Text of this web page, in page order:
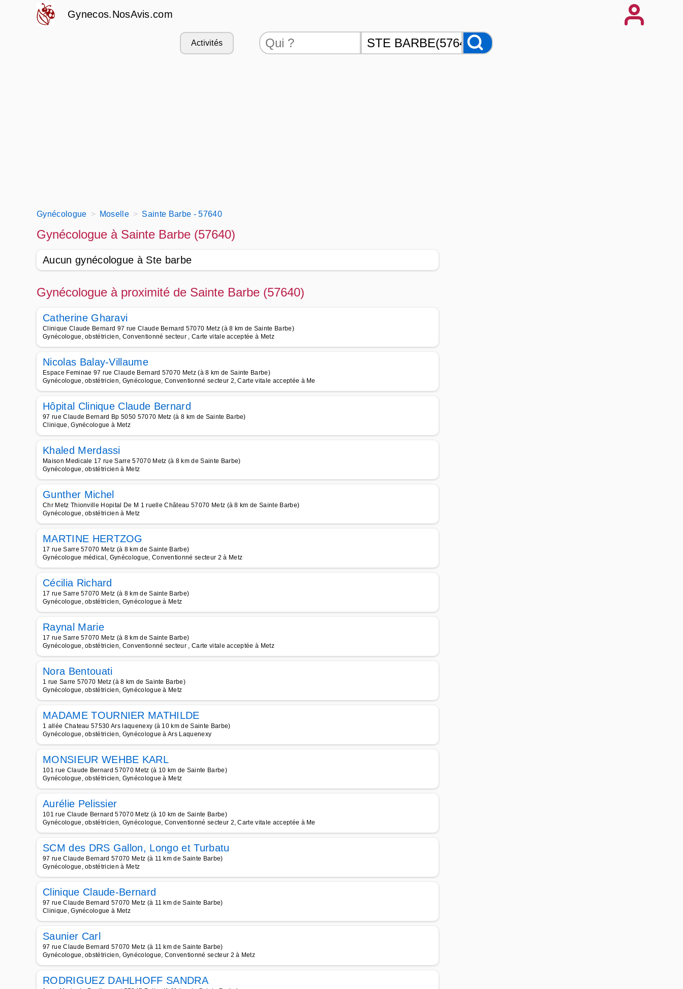
Gynecos.NosAvis.com
Activités
Gynécologue Moselle Sainte Barbe - 57640
Gynécologue à Sainte Barbe (57640)
Aucun gynécologue à Ste barbe
Gynécologue à proximité de Sainte Barbe (57640)
Catherine Gharavi
Clinique Claude Bernard 97 rue Claude Bernard 57070 Metz (à 8 km de Sainte Barbe)
Gynécologue, obstétricien, Conventionné secteur , Carte vitale acceptée à Metz
Nicolas Balay-Villaume
Espace Feminae 97 rue Claude Bernard 57070 Metz (à 8 km de Sainte Barbe)
Gynécologue, obstétricien, Gynécologue, Conventionné secteur 2, Carte vitale acceptée à Me
Hôpital Clinique Claude Bernard
97 rue Claude Bernard Bp 5050 57070 Metz (à 8 km de Sainte Barbe)
Clinique, Gynécologue à Metz
Khaled Merdassi
Maison Medicale 17 rue Sarre 57070 Metz (à 8 km de Sainte Barbe)
Gynécologue, obstétricien à Metz
Gunther Michel
Chr Metz Thionville Hopital De M 1 ruelle Château 57070 Metz (à 8 km de Sainte Barbe)
Gynécologue, obstétricien à Metz
MARTINE HERTZOG
17 rue Sarre 57070 Metz (à 8 km de Sainte Barbe)
Gynécologue médical, Gynécologue, Conventionné secteur 2 à Metz
Cécilia Richard
17 rue Sarre 57070 Metz (à 8 km de Sainte Barbe)
Gynécologue, obstétricien, Gynécologue à Metz
Raynal Marie
17 rue Sarre 57070 Metz (à 8 km de Sainte Barbe)
Gynécologue, obstétricien, Conventionné secteur , Carte vitale acceptée à Metz
Nora Bentouati
1 rue Sarre 57070 Metz (à 8 km de Sainte Barbe)
Gynécologue, obstétricien, Gynécologue à Metz
MADAME TOURNIER MATHILDE
1 allée Chateau 57530 Ars laquenexy (à 10 km de Sainte Barbe)
Gynécologue, obstétricien, Gynécologue à Ars Laquenexy
MONSIEUR WEHBE KARL
101 rue Claude Bernard 57070 Metz (à 10 km de Sainte Barbe)
Gynécologue, obstétricien, Gynécologue à Metz
Aurélie Pelissier
101 rue Claude Bernard 57070 Metz (à 10 km de Sainte Barbe)
Gynécologue, obstétricien, Gynécologue, Conventionné secteur 2, Carte vitale acceptée à Me
SCM des DRS Gallon, Longo et Turbatu
97 rue Claude Bernard 57070 Metz (à 11 km de Sainte Barbe)
Gynécologue, obstétricien à Metz
Clinique Claude-Bernard
97 rue Claude Bernard 57070 Metz (à 11 km de Sainte Barbe)
Clinique, Gynécologue à Metz
Saunier Carl
97 rue Claude Bernard 57070 Metz (à 11 km de Sainte Barbe)
Gynécologue, obstétricien, Gynécologue, Conventionné secteur 2 à Metz
RODRIGUEZ DAHLHOFF SANDRA